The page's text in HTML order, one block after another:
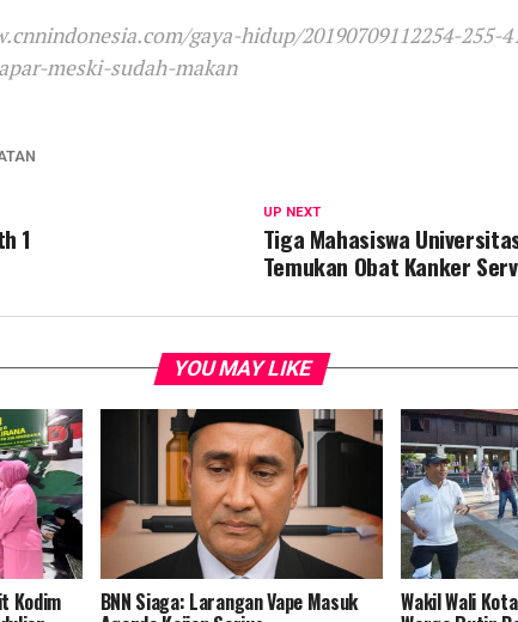
gaya-hidup/20190709112254-255-
meski-sudah-makan
UP NEXT
Tiga Mahasiswa
Temukan Obat Kanker
1
YOU MAY LIKE
Kodim BNN Siaga: Larangan Vape Masuk Wakil Wali